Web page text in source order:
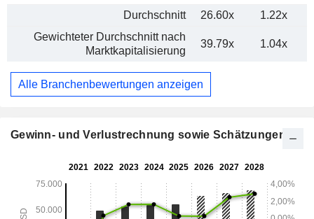
Durchschnitt
26.60x
1.22x
Gewichteter Durchschnitt nach
Marktkapitalisierung
39.79x 1.04x
Alle Branchenbewertungen anzeigen
Gewinn- und Verlustrechnung sowie Schätzungen